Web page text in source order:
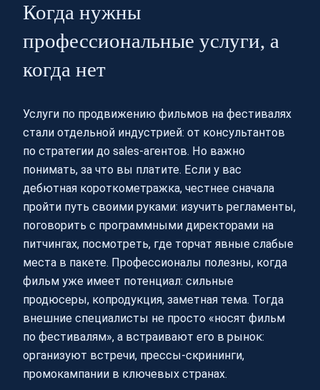
Когда нужны
профессиональные услуги, а
когда нет
Услуги по продвижению фильмов на фестивалях
стали отдельной индустрией: от консультантов
по стратегии до sales‑агентов. Но важно
понимать, за что вы платите. Если у вас
дебютная короткометражка, честнее сначала
пройти путь своими руками: изучить регламенты,
поговорить с программными директорами на
питчингах, посмотреть, где торчат явные слабые
места в пакете. Профессионалы полезны, когда
фильм уже имеет потенциал: сильные
продюсеры, копродукция, заметная тема. Тогда
внешние специалисты не просто «носят фильм
по фестивалям», а встраивают его в рынок:
организуют встречи, прессы-скрининги,
промокампании в ключевых странах.